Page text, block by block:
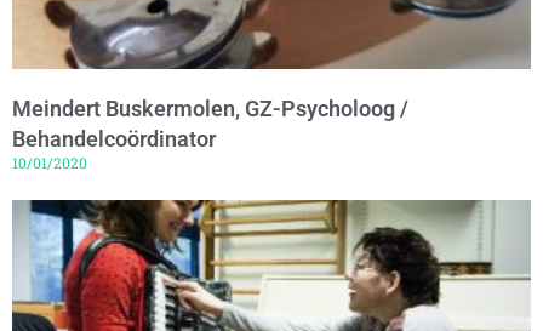
Meindert Buskermolen, GZ-Psycholoog /
Behandelcoördinator
10/01/2020